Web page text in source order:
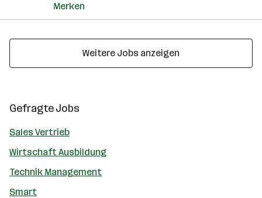
Merken
Weitere Jobs anzeigen
Gefragte Jobs
Sales Vertrieb
Wirtschaft Ausbildung
Technik Management
Smart